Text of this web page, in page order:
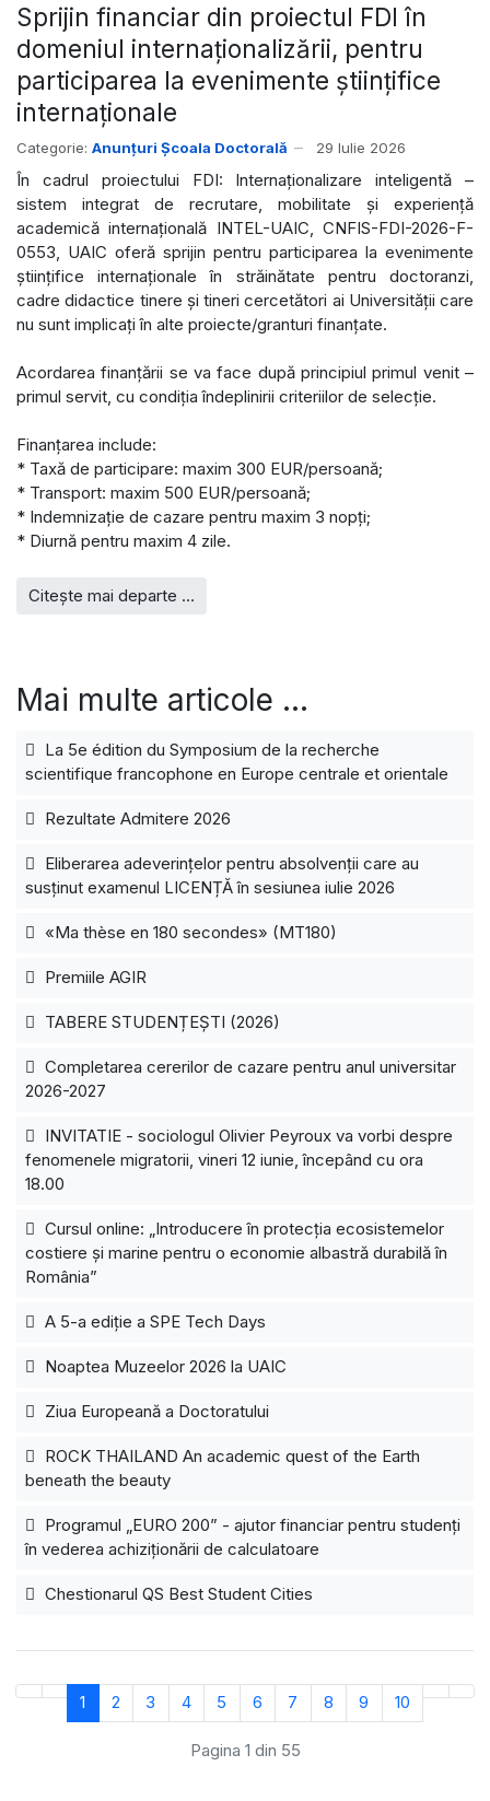
Sprijin financiar din proiectul FDI în
domeniul internaționalizării, pentru
participarea la evenimente științifice
internaționale
Categorie: Anunțuri Școala Doctorală 29 Iulie 2026
În cadrul proiectului FDI: Internaționalizare inteligentă –
sistem integrat de recrutare, mobilitate și experiență
academică internațională INTEL-UAIC, CNFIS-FDI-2026-F-
0553, UAIC oferă sprijin pentru participarea la evenimente
științifice internaționale în străinătate pentru doctoranzi,
cadre didactice tinere și tineri cercetători ai Universității care
nu sunt implicați în alte proiecte/granturi finanțate.
Acordarea finanțării se va face după principiul primul venit –
primul servit, cu condiția îndeplinirii criteriilor de selecție.
Finanțarea include:
* Taxă de participare: maxim 300 EUR/persoană;
* Transport: maxim 500 EUR/persoană;
* Indemnizație de cazare pentru maxim 3 nopți;
* Diurnă pentru maxim 4 zile.
Citește mai departe …
Mai multe articole …
La 5e édition du Symposium de la recherche
scientifique francophone en Europe centrale et orientale
Rezultate Admitere 2026
Eliberarea adeverințelor pentru absolvenții care au
susținut examenul LICENȚĂ în sesiunea iulie 2026
«Ma thèse en 180 secondes» (MT180)
Premiile AGIR
TABERE STUDENȚEȘTI (2026)
Completarea cererilor de cazare pentru anul universitar
2026-2027
INVITATIE - sociologul Olivier Peyroux va vorbi despre
fenomenele migratorii, vineri 12 iunie, începând cu ora
18.00
Cursul online: „Introducere în protecția ecosistemelor
costiere și marine pentru o economie albastră durabilă în
România”
A 5-a ediție a SPE Tech Days
Noaptea Muzeelor 2026 la UAIC
Ziua Europeană a Doctoratului
ROCK THAILAND An academic quest of the Earth
beneath the beauty
Programul „EURO 200” - ajutor financiar pentru studenți
în vederea achiziționării de calculatoare
Chestionarul QS Best Student Cities
1 2 3 4 5 6 7 8 9 10
Pagina 1 din 55